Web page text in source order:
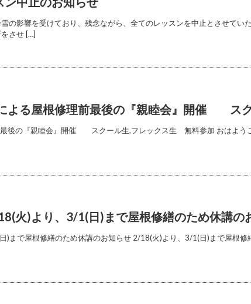
の影響を受けており、残念ながら、全てのレッスンを中止とさせてい
させ […]
よる屋根修理前最後の『親睦会』開催 ス
後の『親睦会』開催 スクール生,フレックス生 無料参加 おはよう
火)より、3/1(日)まで屋根修繕のため休講の
で屋根修繕のため休講のお知らせ 2/18(火)より、3/1(日)まで屋根修